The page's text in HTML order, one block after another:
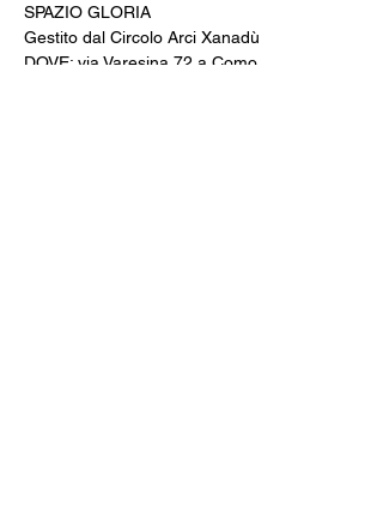
SPAZIO GLORIA
Gestito dal Circolo Arci Xanadù
DOVE: via Varesina 72 a Como